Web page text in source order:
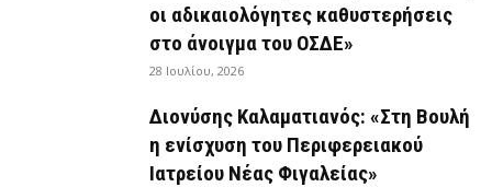
οι αδικαιολόγητες καθυστερήσεις
στο άνοιγμα του ΟΣΔΕ»
28 Ιουλίου, 2026
Διονύσης Καλαματιανός: «Στη Βουλή
η ενίσχυση του Περιφερειακού
Ιατρείου Νέας Φιγαλείας»